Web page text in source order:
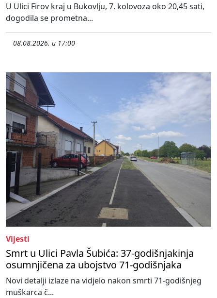
U Ulici Firov kraj u Bukovlju, 7. kolovoza oko 20,45 sati,
dogodila se prometna...
08.08.2026. u 17:00
Vijesti
Smrt u Ulici Pavla Šubića: 37-godišnjakinja
osumnjičena za ubojstvo 71-godišnjaka
Novi detalji izlaze na vidjelo nakon smrti 71-godišnjeg
muškarca č...